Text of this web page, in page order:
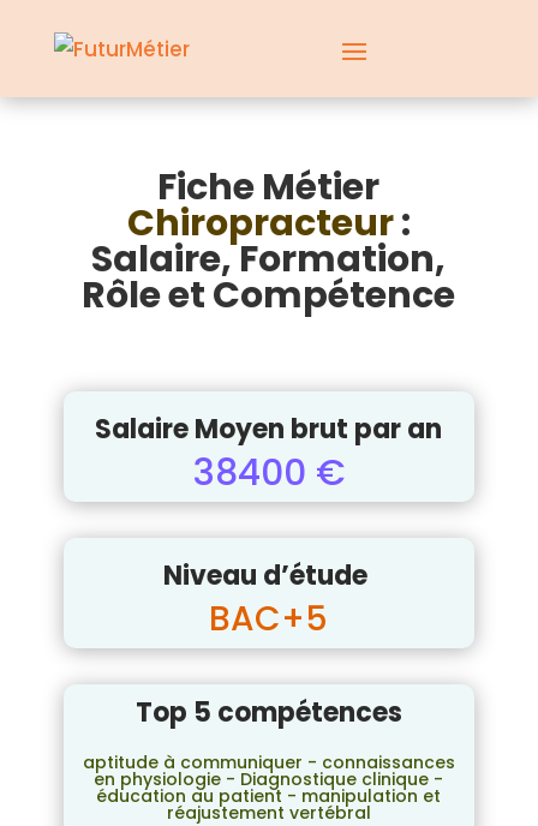
Fiche Métier
Chiropracteur:
Salaire, Formation,
Rôle et Compétence
Salaire Moyen brut par an
38400 €
Niveau d’étude
BAC+5
Top 5 compétences
aptitude à communiquer - connaissances
en physiologie - Diagnostique clinique -
éducation au patient - manipulation et
réajustement vertébral